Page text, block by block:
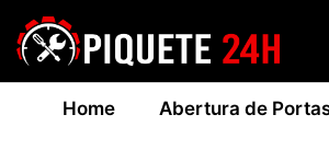
Home Abertura de